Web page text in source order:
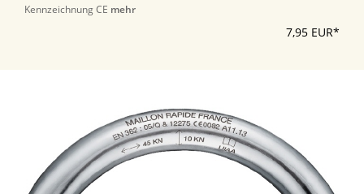
Kennzeichnung CE mehr
7,95 EUR*